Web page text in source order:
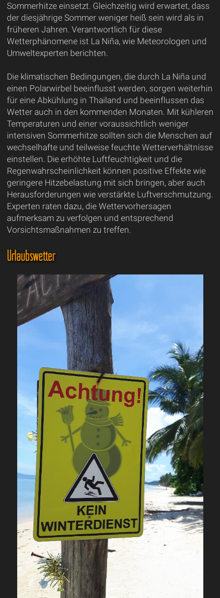
Sommerhitze einsetzt. Gleichzeitig wird erwartet, dass
der diesjährige Sommer weniger heiß sein wird als in
früheren Jahren. Verantwortlich für diese
Wetterphänomene ist La Niña, wie Meteorologen und
Umweltexperten berichten.
Die klimatischen Bedingungen, die durch La Niña und
einen Polarwirbel beeinflusst werden, sorgen weiterhin
für eine Abkühlung in Thailand und beeinflussen das
Wetter auch in den kommenden Monaten. Mit kühleren
Temperaturen und einer voraussichtlich weniger
intensiven Sommerhitze sollten sich die Menschen auf
wechselhafte und teilweise feuchte Wetterverhältnisse
einstellen. Die erhöhte Luftfeuchtigkeit und die
Regenwahrscheinlichkeit können positive Effekte wie
geringere Hitzebelastung mit sich bringen, aber auch
Herausforderungen wie verstärkte Luftverschmutzung.
Experten raten dazu, die Wettervorhersagen
aufmerksam zu verfolgen und entsprechend
Vorsichtsmaßnahmen zu treffen.
Urlaubswetter